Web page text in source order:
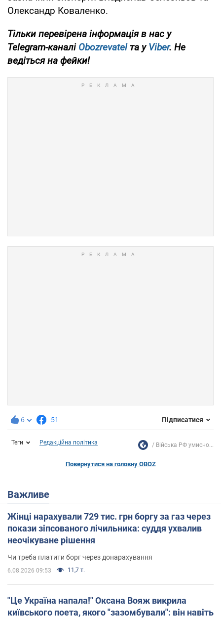
Олександр Коваленко.
Тільки перевірена інформація в нас у
Telegram-каналі Obozrevatelта уViber. Не
ведіться на фейки!
6 51 Підписатися
Теги Редакційна політика Війська РФ умисно...
Повернутися на головну OBOZ
Важливе
Жінці нарахували 729 тис. грн боргу за газ через
покази зіпсованого лічильника: суддя ухвалив
неочікуване рішення
Чи треба платити борг через донарахування
6.08.2026 09:53 11,7 т.
"Це Україна напала!" Оксана Вояж викрила
київського поета, якого "зазомбували": він навіть